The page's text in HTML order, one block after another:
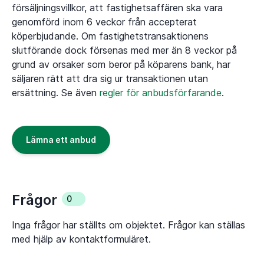
försäljningsvillkor, att fastighetsaffären ska vara
genomförd inom 6 veckor från accepterat
köperbjudande. Om fastighetstransaktionens
slutförande dock försenas med mer än 8 veckor på
grund av orsaker som beror på köparens bank, har
säljaren rätt att dra sig ur transaktionen utan
ersättning. Se även regler för anbudsförfarande.
Lämna ett anbud
Frågor 0
Inga frågor har ställts om objektet. Frågor kan ställas
med hjälp av kontaktformuläret.